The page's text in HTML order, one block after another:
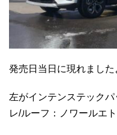
発売日当日に現れました
左がインテンステック
レ/ルーフ：ノワールエト